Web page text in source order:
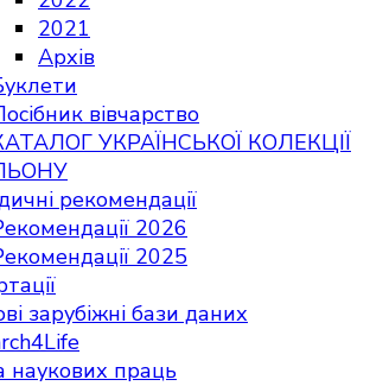
2021
Архів
вівчарство
УКРАЇНСЬКОЇ КОЛЕКЦІЇ
рекомендації
2026
2025
зарубіжні бази даних
наукових праць